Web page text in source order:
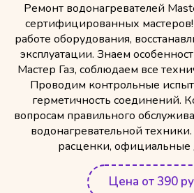
Ремонт водонагревателей
сертифицированных мастеров!
работе оборудования,
эксплуатации. Знаем
Мастер Газ, соблюдаем все
Проводим контрольные
герметичность соединений.
вопросам правильного
водонагревательной
расценки, официальные
Цена от 390